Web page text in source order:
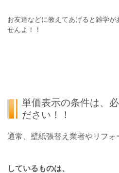
お友達などに教えてあげると雑学が
せんよ！！
単価表示の条件は、
ださい！！
通常、壁紙張替え業者やリフォ
しているものは、